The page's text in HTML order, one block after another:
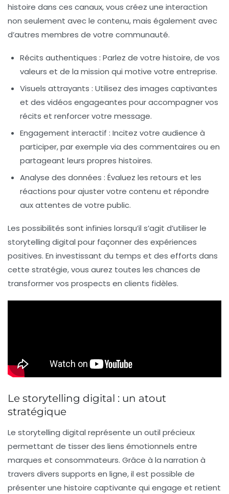
histoire dans ces canaux, vous créez une interaction
non seulement avec le contenu, mais également avec
d’autres membres de votre communauté.
Récits authentiques : Parlez de votre histoire, de vos
valeurs et de la mission qui motive votre entreprise.
Visuels attrayants : Utilisez des images captivantes
et des vidéos engageantes pour accompagner vos
récits et renforcer votre message.
Engagement interactif : Incitez votre audience à
participer, par exemple via des commentaires ou en
partageant leurs propres histoires.
Analyse des données : Évaluez les retours et les
réactions pour ajuster votre contenu et répondre
aux attentes de votre public.
Les possibilités sont infinies lorsqu’il s’agit d’utiliser le
storytelling digital pour façonner des expériences
positives. En investissant du temps et des efforts dans
cette stratégie, vous aurez toutes les chances de
transformer vos prospects en clients fidèles.
Le storytelling digital : un atout
stratégique
Le storytelling digital représente un outil précieux
permettant de tisser des liens émotionnels entre
marques et consommateurs. Grâce à la narration à
travers divers supports en ligne, il est possible de
présenter une histoire captivante qui engage et retient